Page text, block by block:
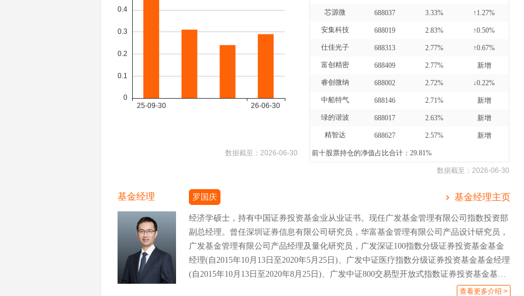
数据截至： 2026-06-30
芯源微 688037 3.33% ↑1.27%
安集科技 688019 2.83% ↑0.50%
仕佳光子 688313 2.77% ↑0.67%
富创精密 688409 2.77% 新增
睿创微纳 688002 2.72% ↓0.22%
中船特气 688146 2.71% 新增
绿的谐波 688017 2.63% 新增
精智达 688627 2.57% 新增
前十股票持仓的净值占比合计：29.81%
数据截至： 2026-06-30
基金经理 罗国庆 基金经理主页
经济学硕士，持有中国证券投资基金业从业证书。现任广发基金管理有限公司指数投资部
副总经理。曾任深圳证券信息有限公司研究员，华富基金管理有限公司产品设计研究员，
广发基金管理有限公司产品经理及量化研究员，广发深证100指数分级证券投资基金基金
经理(自2015年10月13日至2020年5月25日)、广发中证医疗指数分级证券投资基金基金经理
(自2015年10月13日至2020年8月25日)、广发中证800交易型开放式指数证券投资基金基金
经理(自2020年4月13日至2020年11月30日)、广发中证全指汽车指数型发起式证券投资基金
查看更多介绍 >